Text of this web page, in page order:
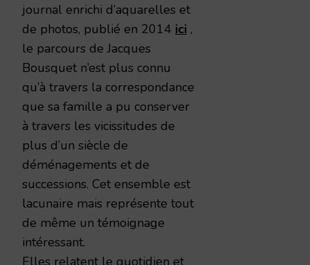
journal enrichi d’aquarelles et
de photos, publié en 2014 ici ,
le parcours de Jacques
Bousquet n’est plus connu
qu’à travers la correspondance
que sa famille a pu conserver
à travers les vicissitudes de
plus d’un siècle de
déménagements et de
successions. Cet ensemble est
lacunaire mais représente tout
de même un témoignage
intéressant.
Elles relatent le quotidien et